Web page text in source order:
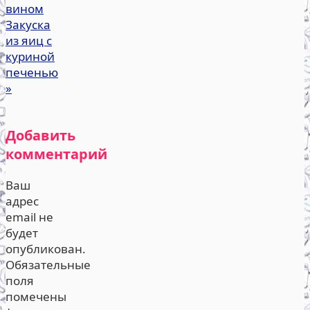
вином
Закуска
из яиц с
куриной
печенью
»
Добавить
комментарий
Ваш
адрес
email не
будет
опубликован.
Обязательные
поля
помечены